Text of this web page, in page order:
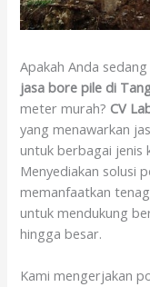
Apakah Anda
jasa bore pile di
meter murah? CV
yang menawarkan
untuk berbagai jenis
Menyediakan solusi
memanfaatkan
untuk mendukung
hingga besar.
Kami mengerjakan